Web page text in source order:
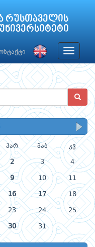
რუსთაველის
Toggle
პარ შაბ კვ
2 3 4
9 10 11
16 17 18
23 24 25
30 31